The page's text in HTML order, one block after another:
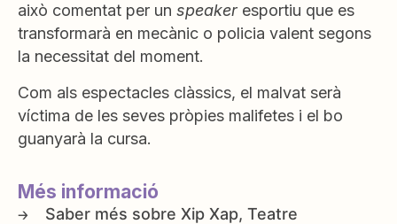
això comentat per un speaker esportiu que es
transformarà en mecànic o policia valent segons
la necessitat del moment.
Com als espectacles clàssics, el malvat serà
víctima de les seves pròpies malifetes i el bo
guanyarà la cursa.
Més informació
Xip Xap, Teatre